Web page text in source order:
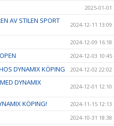
2025-01-01
AV STILEN SPORT
2024-12-11 13:09
2024-12-09 16:18
2024-12-03 10:45
DYNAMIX KÖPING 2024-12-02 22:02
DYNAMIX
2024-12-01 12:10
KÖPING! 2024-11-15 12:13
2024-10-31 18:38